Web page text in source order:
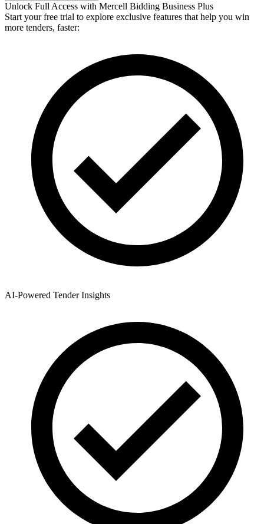
Unlock Full Access with Mercell Bidding Business Plus
Start your free trial to explore exclusive features that help you win
more tenders, faster:
AI-Powered Tender Insights